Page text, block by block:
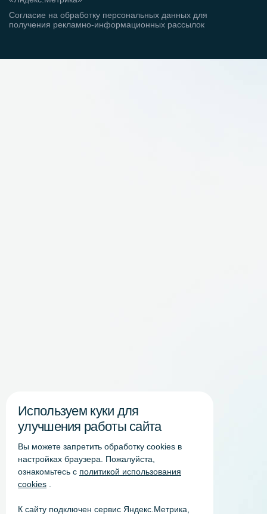
Согласие на обработку персональных данных для
получения рекламно-информационных рассылок
Используем куки для
улучшения работы сайта
Вы можете запретить обработку сookies в
настройках браузера. Пожалуйста,
ознакомьтесь с политикой использования
cookies
К сайту подключен сервис Яндекс.Метрика,